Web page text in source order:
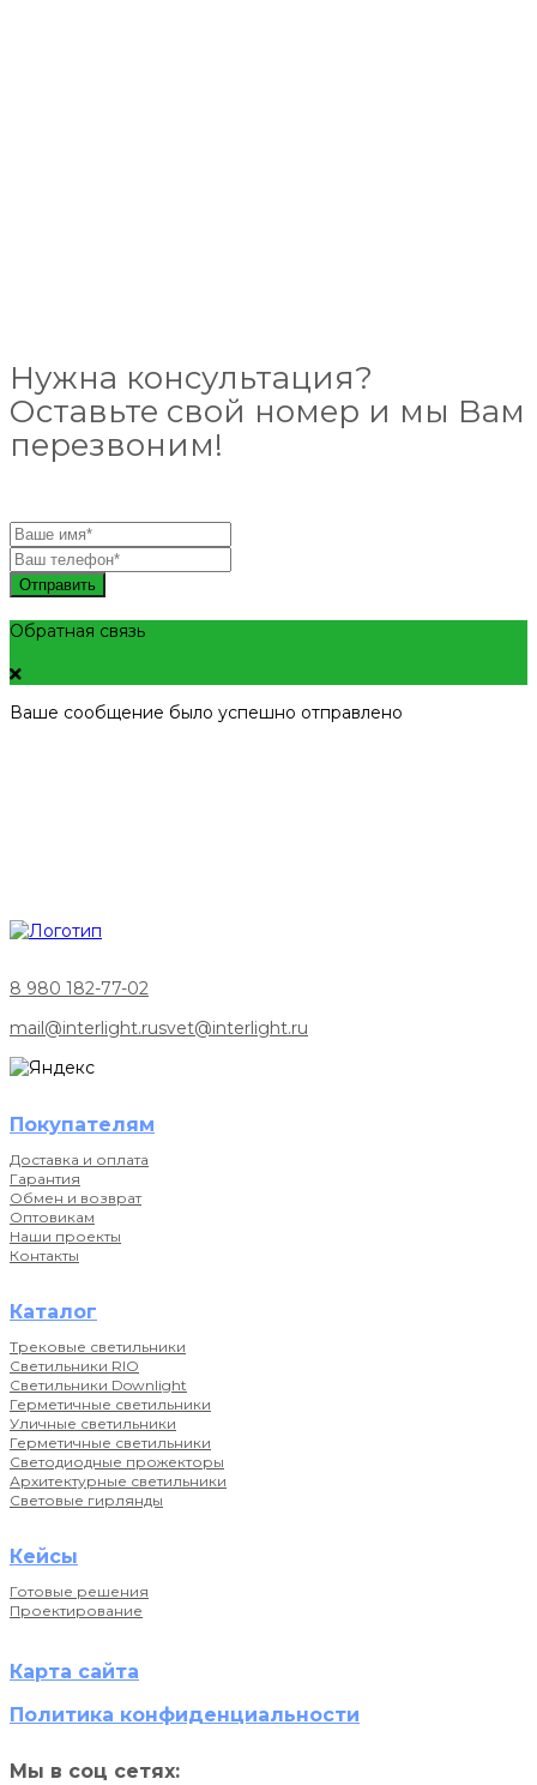
Нужна консультация?
Оставьте свой номер и мы Вам
перезвоним!
Отправить
Обратная связь
Ваше сообщение было успешно отправлено
8 980 182-77-02
mail@interlight.rusvet@interlight.ru
Покупателям
Доставка и оплата
Гарантия
Обмен и возврат
Оптовикам
Наши проекты
Контакты
Каталог
Трековые светильники
Светильники RIO
Светильники Downlight
Герметичные светильники
Уличные светильники
Герметичные светильники
Светодиодные прожекторы
Архитектурные светильники
Световые гирлянды
Кейсы
Готовые решения
Проектирование
Карта сайта
Политика конфиденциальности
Мы в соц сетях: